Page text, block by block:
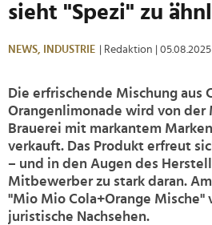
sieht "Spezi" zu
NEWS, INDUSTRIE | Redaktion | 05.08.2025
Die erfrischende Mischung aus
Orangenlimonade wird von der
Brauerei mit markantem
verkauft. Das Produkt erfreut
– und in den Augen des
Mitbewerber zu stark daran.
"Mio Mio Cola+Orange Mische"
juristische Nachsehen.